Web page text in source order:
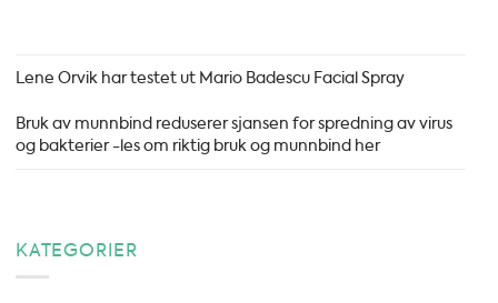
Lene Orvik har testet ut Mario Badescu Facial Spray
Bruk av munnbind reduserer sjansen for spredning av virus
og bakterier -les om riktig bruk og munnbind her
KATEGORIER